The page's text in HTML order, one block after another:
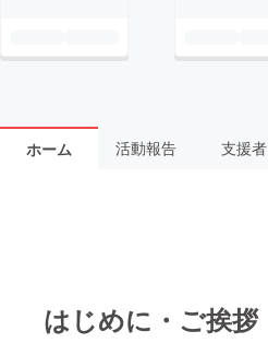
ホーム 活動報告 支援者
はじめに・ご挨拶